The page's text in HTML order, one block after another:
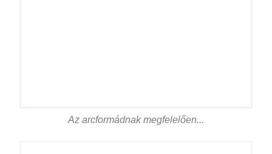
Az arcformádnak megfelelően...